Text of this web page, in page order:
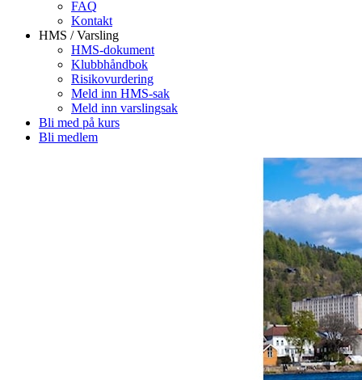
FAQ
Kontakt
HMS / Varsling
HMS-dokument
Klubbhåndbok
Risikovurdering
Meld inn HMS-sak
Meld inn varslingsak
Bli med på kurs
Bli medlem